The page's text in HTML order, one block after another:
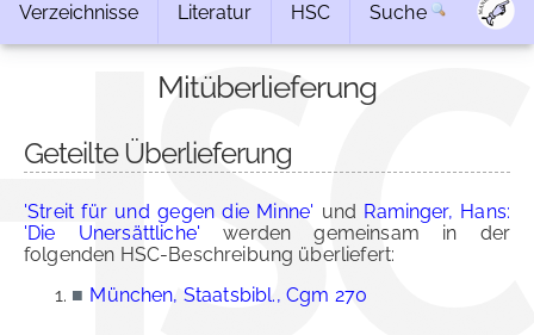
Verzeichnisse Literatur HSC Suche
Mitüberlieferung
Geteilte Überlieferung
'Streit für und gegen die Minne' und Raminger, Hans:
'Die Unersättliche' werden gemeinsam in der
folgenden HSC-Beschreibung überliefert:
■ München, Staatsbibl., Cgm 270